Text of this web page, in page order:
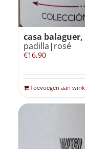
casa
padilla|rosé
€16,90
Toevoegen aan